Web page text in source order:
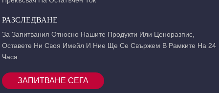
РАЗСЛЕДВАНЕ
За Запитвания Относно Нашите Продукти Или Ценоразпис,
Оставете Ни Своя Имейл И Ние Ще Се Свържем В Рамките На 24
Часа.
ЗАПИТВАНЕ СЕГА